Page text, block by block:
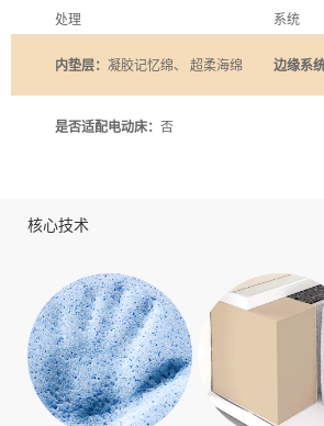
处理
系统
内垫层： 凝胶记忆绵、 超柔海绵 边缘系统
是否适配电动床： 否
核心技术